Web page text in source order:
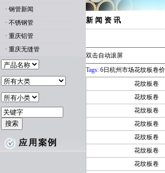
· 钢管新闻
· 不锈钢管
· 重庆铝管
· 重庆无缝管
新 闻 资 讯
双击自动滚屏
Tags: 6日杭州市场花纹板卷
花纹板卷
花纹板卷
花纹板卷
花纹板卷
花纹板卷
花纹板卷
花纹板卷